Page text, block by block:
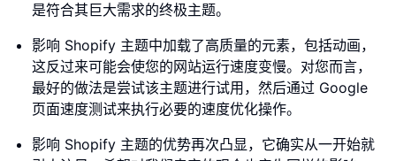
是符合其巨大需求的终极主题。
影响 Shopify 主题中加载了高质量的元素，包括动画，
这反过来可能会使您的网站运行速度变慢。对您而言，
最好的做法是尝试该主题进行试用，然后通过 Google
页面速度测试来执行必要的速度优化操作。
影响 Shopify 主题的优势再次凸显，它确实从一开始就